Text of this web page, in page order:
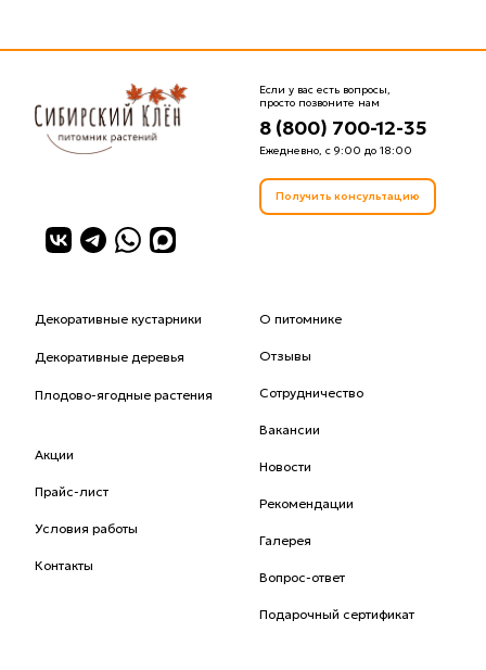
Если у вас есть вопросы,
просто позвоните нам
8 (800) 700-12-35
Ежедневно, с 9:00 до 18:00
Получить консультацию
Декоративные кустарники
Декоративные деревья
Плодово-ягодные растения
Акции
Прайс-лист
Условия работы
Контакты
О питомнике
Отзывы
Сотрудничество
Вакансии
Новости
Рекомендации
Галерея
Вопрос-ответ
Подарочный сертификат